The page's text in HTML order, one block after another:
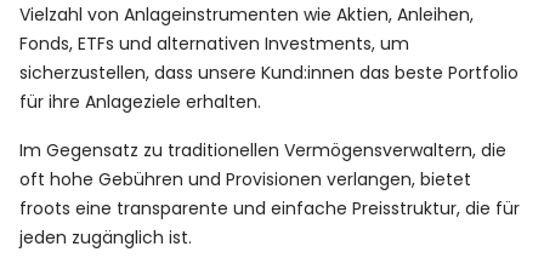
Vielzahl von Anlageinstrumenten wie Aktien, Anleihen,
Fonds, ETFs und alternativen Investments, um
sicherzustellen, dass unsere Kund:innen das beste Portfolio
für ihre Anlageziele erhalten.
Im Gegensatz zu traditionellen Vermögensverwaltern, die
oft hohe Gebühren und Provisionen verlangen, bietet
froots eine transparente und einfache Preisstruktur, die für
jeden zugänglich ist.